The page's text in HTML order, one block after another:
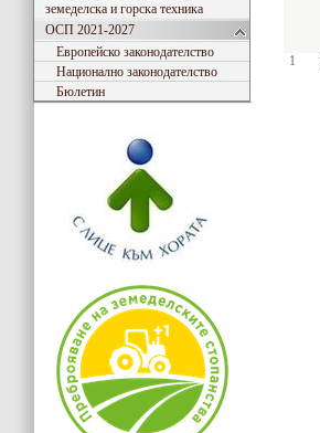
земеделска и горска техника
ОСП 2021-2027
Европейско законодателство
Национално законодателство
Бюлетин
1